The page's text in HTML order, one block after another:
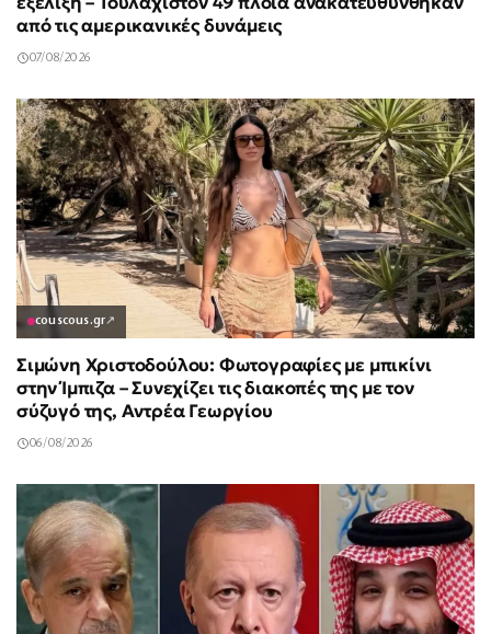
από τις αμερικανικές δυνάμεις
07/08/2026
couscous.gr↗
Σιμώνη Χριστοδούλου: Φωτογραφίες με μπικίνι
στην Ίμπιζα – Συνεχίζει τις διακοπές της με τον
σύζυγό της, Αντρέα Γεωργίου
06/08/2026